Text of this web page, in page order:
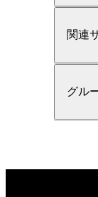
関連
グル